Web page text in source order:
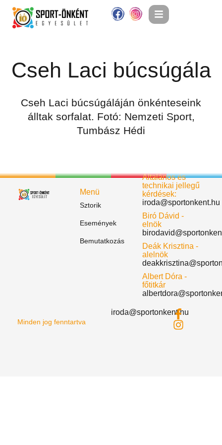
Cseh Laci búcsúgála
Cseh Laci búcsúgáláján önkénteseink
álltak sorfalat. Fotó: Nemzeti Sport,
Tumbász Hédi
Menü
Sztorik
Események
Bemutatkozás
Általános és
technikai jellegű
kérdések:
iroda@sportonkent.hu
Biró Dávid -
elnök
Deák Krisztina -
alelnök
Albert Dóra -
főtitkár
Minden jog fenntartva
iroda@sportonkent.hu